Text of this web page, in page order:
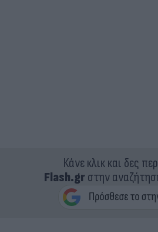
Κάνε κλικ και δες
Flash.grστην